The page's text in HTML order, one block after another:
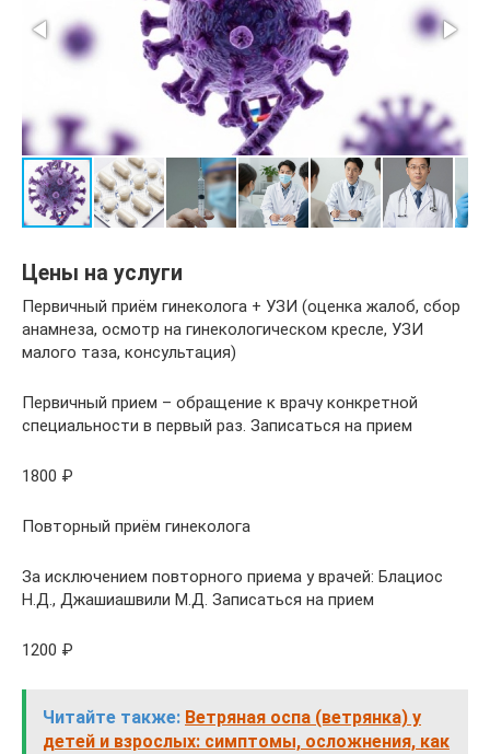
Цены на услуги
Первичный приём гинеколога + УЗИ (оценка жалоб, сбор
анамнеза, осмотр на гинекологическом кресле, УЗИ
малого таза, консультация)
Первичный прием – обращение к врачу конкретной
специальности в первый раз. Записаться на прием
1800 ₽
Повторный приём гинеколога
За исключением повторного приема у врачей: Блациос
Н.Д., Джашиашвили М.Д. Записаться на прием
1200 ₽
Читайте также: Ветряная оспа (ветрянка) у
детей и взрослых: симптомы, осложнения, как